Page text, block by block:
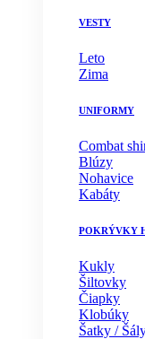
VESTY
Leto
Zima
UNIFORMY
Combat
Blúzy
Nohavice
Kabáty
POKRÝVKY
Kukly
Šiltovky
Čiapky
Klobúky
Šatky /